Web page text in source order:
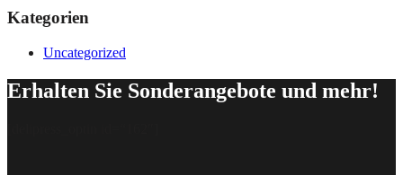
Kategorien
Uncategorized
Erhalten Sie Sonderangebote und mehr!